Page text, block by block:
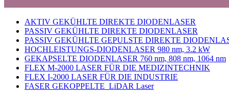
AKTIV GEKÜHLTE DIREKTE DIODENLASER
PASSIV GEKÜHLTE DIREKTE DIODENLASER
PASSIV GEKÜHLTE GEPULSTE DIREKTE
HOCHLEISTUNGS-DIODENLASER 980 nm, 3.2 kW
GEKAPSELTE DIODENLASER 760 nm, 808 nm, 1064 nm
FLEX M-2000 LASER FÜR DIE MEDIZINTECHNIK
FLEX I-2000 LASER FÜR DIE INDUSTRIE
FASER GEKOPPELTE LiDAR Laser